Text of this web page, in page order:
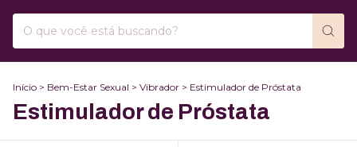
Início > Bem-Estar Sexual > Vibrador > Estimulador de Próstata
Estimulador de Próstata